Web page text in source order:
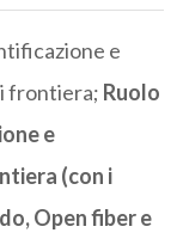
e
frontiera; Ruolo
e
(con i
Open fiber e